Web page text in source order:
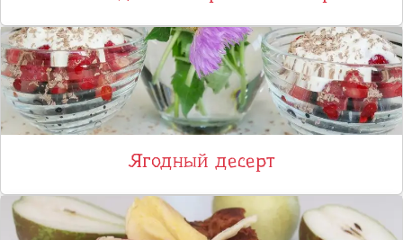
Ягодный десерт